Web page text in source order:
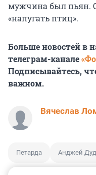
мужчина был пьян.
«напугать птиц».
Больше новостей в
телеграм-канале
Подписывайтесь,
важном.
Вячеслав
Петарда Анджей